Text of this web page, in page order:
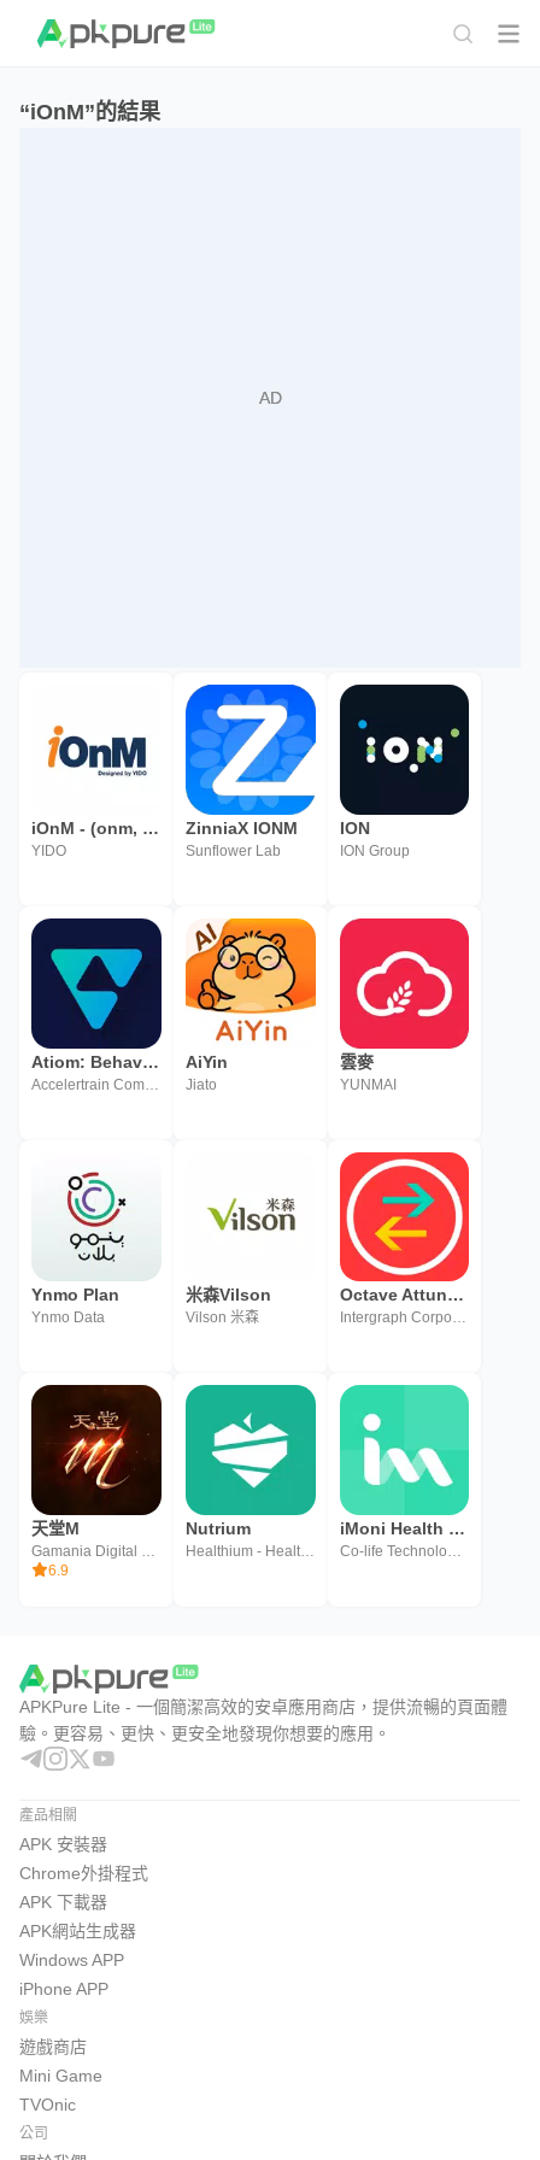
“iOnM”的結果
iOnM - (onm, Infra O&M, 통합운영관리)
YIDO
ZinniaX IONM
Sunflower Lab
ION
ION Group
Atiom: Behavioral Technology AiYin
Jiato
雲麥
YUNMAI
Ynmo Plan
Ynmo Data
米森Vilson
Vilson 米森
Octave Attune EAM Offline
Intergraph Corporation, a Hexagon Company
天堂M
Gamania Digital Entertainment Co Ltd
6.9
Nutrium
Healthium - Healthcare Software Solutions, SA
iMoni Health - track your body
Co-life Technology Co.,Ltd
APKPure Lite - 一個簡潔高效的安卓應用商店，提供流暢的頁面體
驗。更容易、更快、更安全地發現你想要的應用。
產品相關
APK 安裝器
Chrome外掛程式
APK 下載器
APK網站生成器
Windows APP
iPhone APP
娛樂
遊戲商店
Mini Game
TVOnic
公司